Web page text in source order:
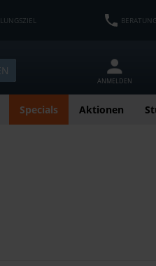
ANMELDEN
Specials Aktionen